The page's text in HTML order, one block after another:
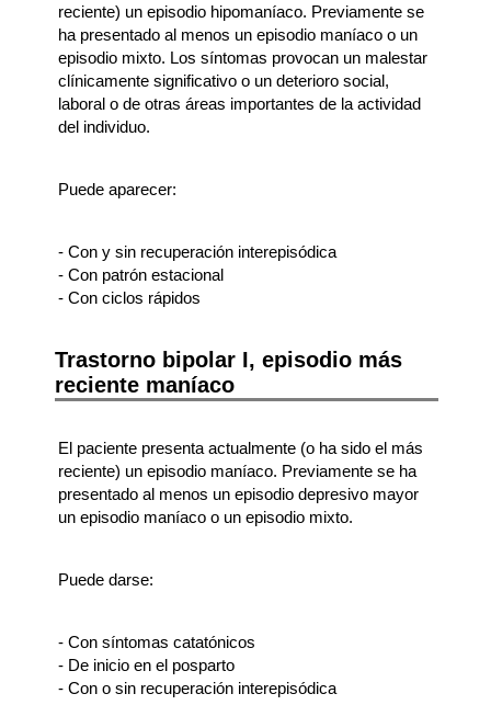
reciente) un episodio hipomaníaco. Previamente se
ha presentado al menos un episodio maníaco o un
episodio mixto. Los síntomas provocan un malestar
clínicamente significativo o un deterioro social,
laboral o de otras áreas importantes de la actividad
del individuo.
Puede aparecer:
- Con y sin recuperación interepisódica
- Con patrón estacional
- Con ciclos rápidos
Trastorno bipolar I, episodio más
reciente maníaco
El paciente presenta actualmente (o ha sido el más
reciente) un episodio maníaco. Previamente se ha
presentado al menos un episodio depresivo mayor
un episodio maníaco o un episodio mixto.
Puede darse:
- Con síntomas catatónicos
- De inicio en el posparto
- Con o sin recuperación interepisódica